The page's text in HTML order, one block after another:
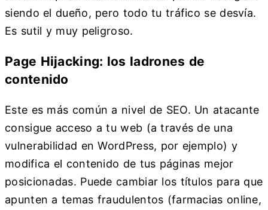
siendo el dueño, pero todo tu tráfico se desvía.
Es sutil y muy peligroso.
Page Hijacking: los ladrones de
contenido
Este es más común a nivel de SEO. Un atacante
consigue acceso a tu web (a través de una
vulnerabilidad en WordPress, por ejemplo) y
modifica el contenido de tus páginas mejor
posicionadas. Puede cambiar los títulos para que
apunten a temas fraudulentos (farmacias online,